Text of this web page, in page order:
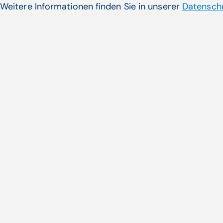
Weitere Informationen finden Sie in unserer